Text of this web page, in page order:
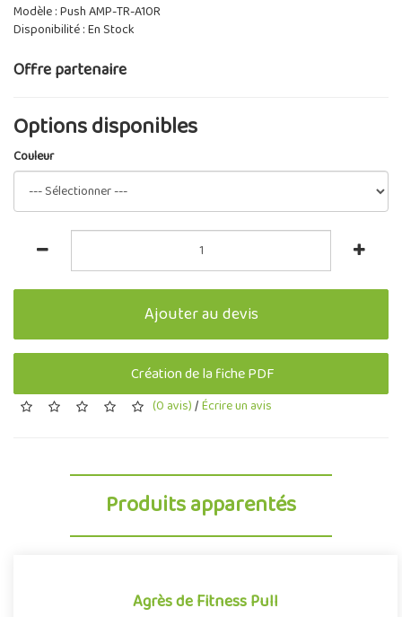
Modèle : Push AMP-TR-A10R
Disponibilité : En Stock
Offre partenaire
Options disponibles
Couleur
Ajouter au devis
Création de la fiche PDF
(0 avis)/Écrire un avis
Produits apparentés
Agrès de Fitness Pull